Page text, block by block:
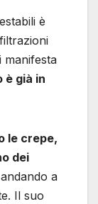
è
manifesta
è già in
le crepe,
dei
a
Il suo